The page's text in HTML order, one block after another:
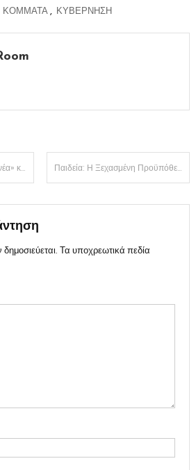
ΚΟΜΜΑΤΑ, ΚΥΒΕΡΝΗΣΗ
Μέρος Α’ Παιδεία: Η Ξεχασμένη Προϋπόθεση της Προόδου
Τα υποχρεωτικά πεδία